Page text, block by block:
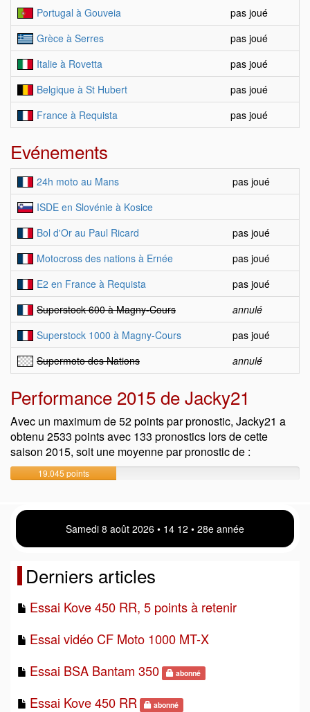
Portugal à Gouveia
pas joué
Grèce à Serres
pas joué
Italie à Rovetta
pas joué
Belgique à St Hubert
pas joué
France à Requista
pas joué
Evénements
24h moto au Mans
pas joué
ISDE en Slovénie à Kosice
Bol d'Or au Paul Ricard
pas joué
Motocross des nations à Ernée
pas joué
E2 en France à Requista
pas joué
Superstock 600 à Magny-Cours
annulé
Superstock 1000 à Magny-Cours
pas joué
Supermoto des Nations
annulé
Performance 2015 de Jacky21
Avec un maximum de 52 points par pronostic, Jacky21 a
obtenu 2533 points avec 133 pronostics lors de cette
saison 2015, soit une moyenne par pronostic de :
19.045 points
Samedi 8 août 2026 • 14:12 • 28e année
Derniers articles
Essai Kove 450 RR, 5 points à retenir
Essai vidéo CF Moto 1000 MT-X
Essai BSA Bantam 350
abonné
Essai Kove 450 RR abonné